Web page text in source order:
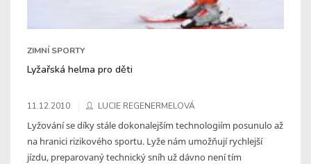
ZIMNÍ SPORTY
Lyžařská helma pro děti
11.12.2010 LUCIE REGENERMELOVÁ
Lyžování se díky stále dokonalejším technologiím posunulo až
na hranici rizikového sportu. Lyže nám umožňují rychlejší
jízdu, preparovaný technický sníh už dávno není tím